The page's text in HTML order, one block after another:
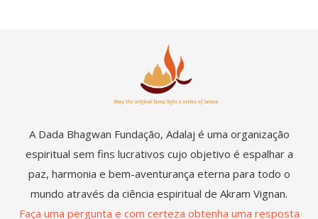
A Dada Bhagwan Fundação, Adalaj é uma organização
espiritual sem fins lucrativos cujo objetivo é espalhar a
paz, harmonia e bem-aventurança eterna para todo o
mundo através da ciência espiritual de Akram Vignan.
Faça uma pergunta e com certeza obtenha uma resposta